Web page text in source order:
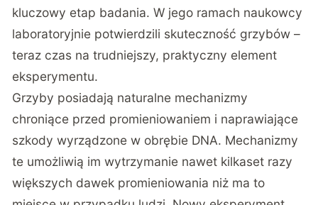
kluczowy etap badania. W jego ramach naukowcy
laboratoryjnie potwierdzili skuteczność grzybów –
teraz czas na trudniejszy, praktyczny element
eksperymentu.
Grzyby posiadają naturalne mechanizmy
chroniące przed promieniowaniem i naprawiające
szkody wyrządzone w obrębie DNA. Mechanizmy
te umożliwią im wytrzymanie nawet kilkaset razy
większych dawek promieniowania niż ma to